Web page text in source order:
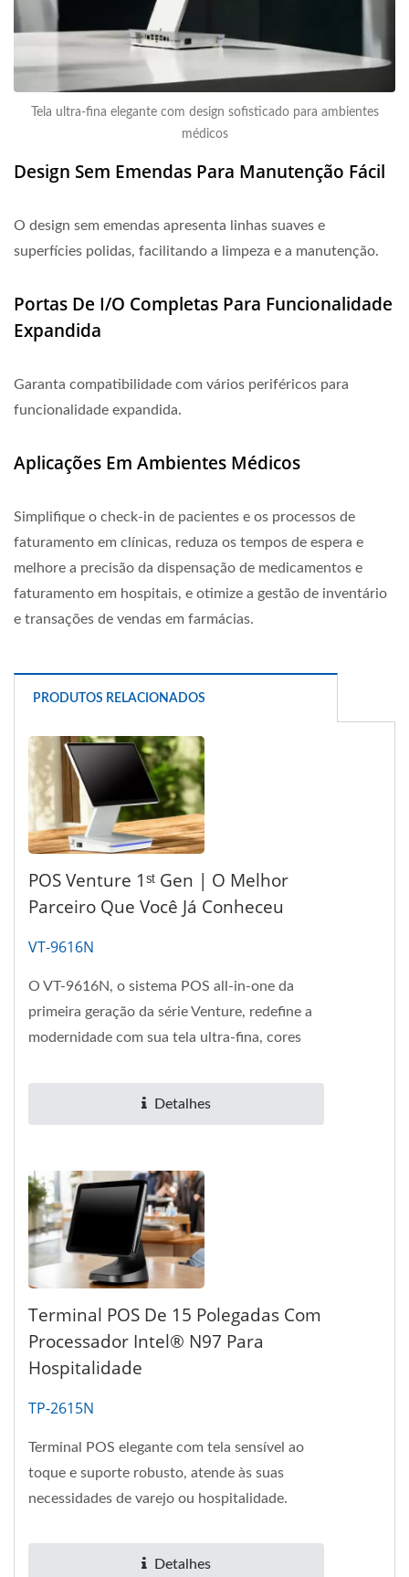
Tela ultra-fina elegante com design sofisticado para ambientes
médicos
Design Sem Emendas Para Manutenção Fácil
O design sem emendas apresenta linhas suaves e
superfícies polidas, facilitando a limpeza e a manutenção.
Portas De I/O Completas Para Funcionalidade
Expandida
Garanta compatibilidade com vários periféricos para
funcionalidade expandida.
Aplicações Em Ambientes Médicos
Simplifique o check-in de pacientes e os processos de
faturamento em clínicas, reduza os tempos de espera e
melhore a precisão da dispensação de medicamentos e
faturamento em hospitais, e otimize a gestão de inventário
e transações de vendas em farmácias.
PRODUTOS RELACIONADOS
POS Venture 1ˢᵗ Gen | O Melhor
Parceiro Que Você Já Conheceu
VT-9616N
O VT-9616N, o sistema POS all-in-one da
primeira geração da série Venture, redefine a
modernidade com sua tela ultra-fina, cores
Detalhes
Terminal POS De 15 Polegadas Com
Processador Intel® N97 Para
Hospitalidade
TP-2615N
Terminal POS elegante com tela sensível ao
toque e suporte robusto, atende às suas
necessidades de varejo ou hospitalidade.
Detalhes